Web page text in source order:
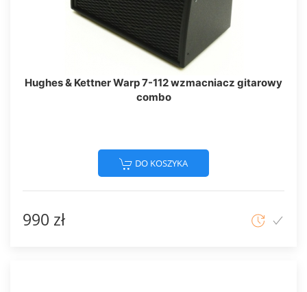
Hughes & Kettner Warp 7-112 wzmacniacz gitarowy
combo
DO KOSZYKA
990 zł